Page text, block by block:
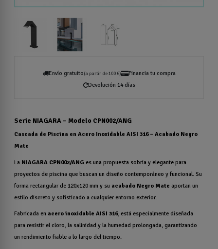
Envío gratuito(a partir de 100 €)
Financia tu compra
Devolución 14 días
Serie NIAGARA – Modelo CPN002/ANG
Cascada de Piscina en Acero Inoxidable AISI 316 – Acabado Negro
Mate
La NIAGARA CPN002/ANG es una propuesta sobria y elegante para
proyectos de piscina que buscan un diseño contemporáneo y funcional. Su
forma rectangular de 120x120 mm y su acabado Negro Mate aportan un
estilo discreto y sofisticado a cualquier entorno exterior.
Fabricada en acero inoxidable AISI 316, está especialmente diseñada
para resistir el cloro, la salinidad y la humedad prolongada, garantizando
un rendimiento fiable a lo largo del tiempo.